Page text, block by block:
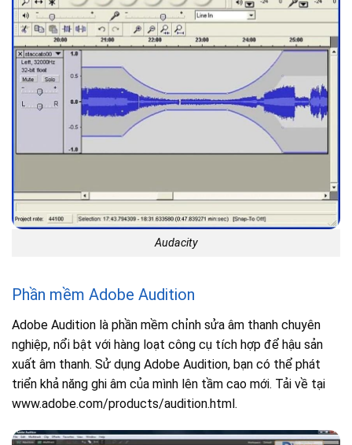
Audacity
Phần mềm Adobe Audition
Adobe Audition là phần mềm chỉnh sửa âm thanh chuyên
nghiệp, nổi bật với hàng loạt công cụ tích hợp để hậu sản
xuất âm thanh. Sử dụng Adobe Audition, bạn có thể phát
triển khả năng ghi âm của mình lên tầm cao mới. Tải về tại
www.adobe.com/products/audition.html.